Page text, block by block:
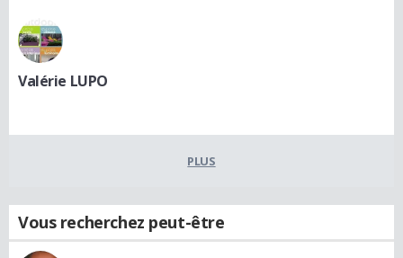
Valérie LUPO
PLUS
Vous recherchez peut-être